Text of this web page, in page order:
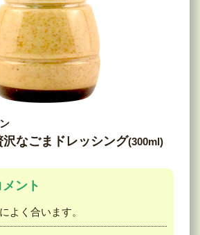
なごまドレッシング(300ml)
ント
よく合います。